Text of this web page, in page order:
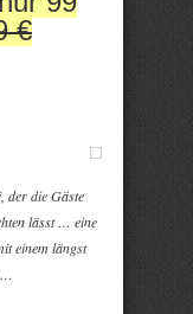
€
der die Gäste
lässt … eine
einem längst
…